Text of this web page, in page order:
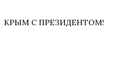
КРЫМ С ПРЕЗИДЕНТОМ!